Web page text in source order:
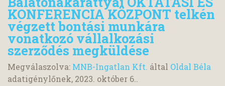
KONFERENCIA KÖZPONT telkén
végzett bontási munkára
vonatkozó vállalkozási
szerződés megküldése
Megválaszolva: MNB-Ingatlan Kft. által Oldal Béla
adatigénylőnek, 2023. október 6..